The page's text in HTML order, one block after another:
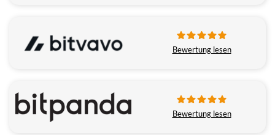
Bewertung lesen
Bewertung lesen